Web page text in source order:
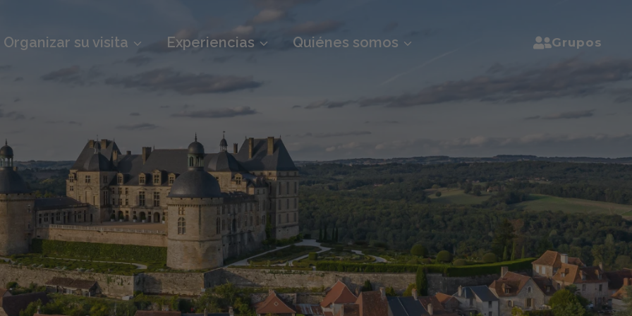
Organizar su visita Experiencias Quiénes somos Grupos